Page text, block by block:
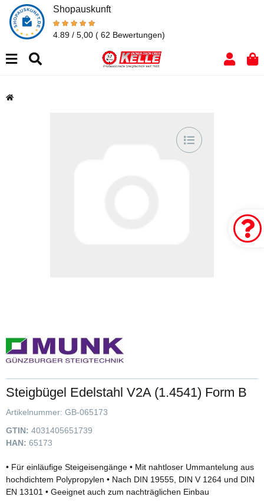
Shopauskunft
4.89 / 5,00 ( 62 Bewertungen)
Steigbügel Edelstahl V2A (1.4541) Form B
Artikelnummer: GB-065173
GTIN: 4031405651739
HAN: 65173
• Für einläufige Steigeisengänge • Mit nahtloser Ummantelung aus
hochdichtem Polypropylen • Nach DIN 19555, DIN V 1264 und DIN
EN 13101 • Geeignet auch zum nachträglichen Einbau